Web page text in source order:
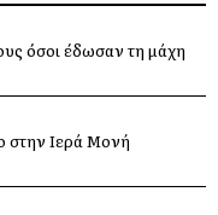
όσοι έδωσαν τη μάχη
στην Ιερά Μονή